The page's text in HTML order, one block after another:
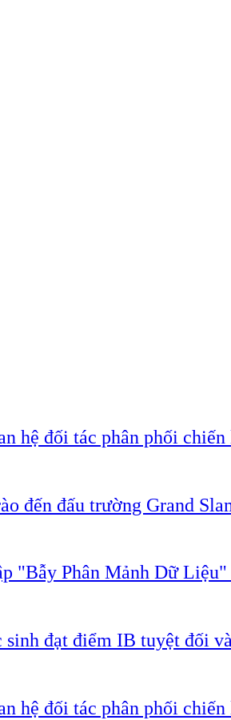
hệ đối tác phân phối
đến đấu trường Grand
"Bẫy Phân Mảnh Dữ
đạt điểm IB tuyệt đối
hệ đối tác phân phối